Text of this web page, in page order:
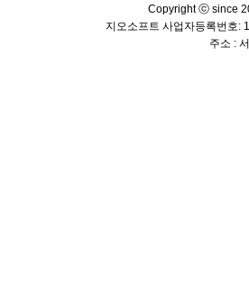
Copyright ⓒ since
지오소프트 사업자등록번호:
주소 :